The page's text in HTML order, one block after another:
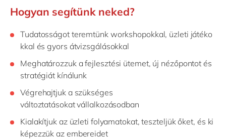
Hogyan segítünk neked?
Tudatosságot teremtünk workshopokkal, üzleti játéko
kkal és gyors átvizsgálásokkal
Meghatározzukafejlesztési ütemet, új nézőpontot és
stratégiát kínálunk
Végrehajtjuk a szükséges
változtatásokatvállalkozásodban
Kialakítjuk az üzleti folyamatokat,teszteljükőket, és ki
képezzük az embereidet